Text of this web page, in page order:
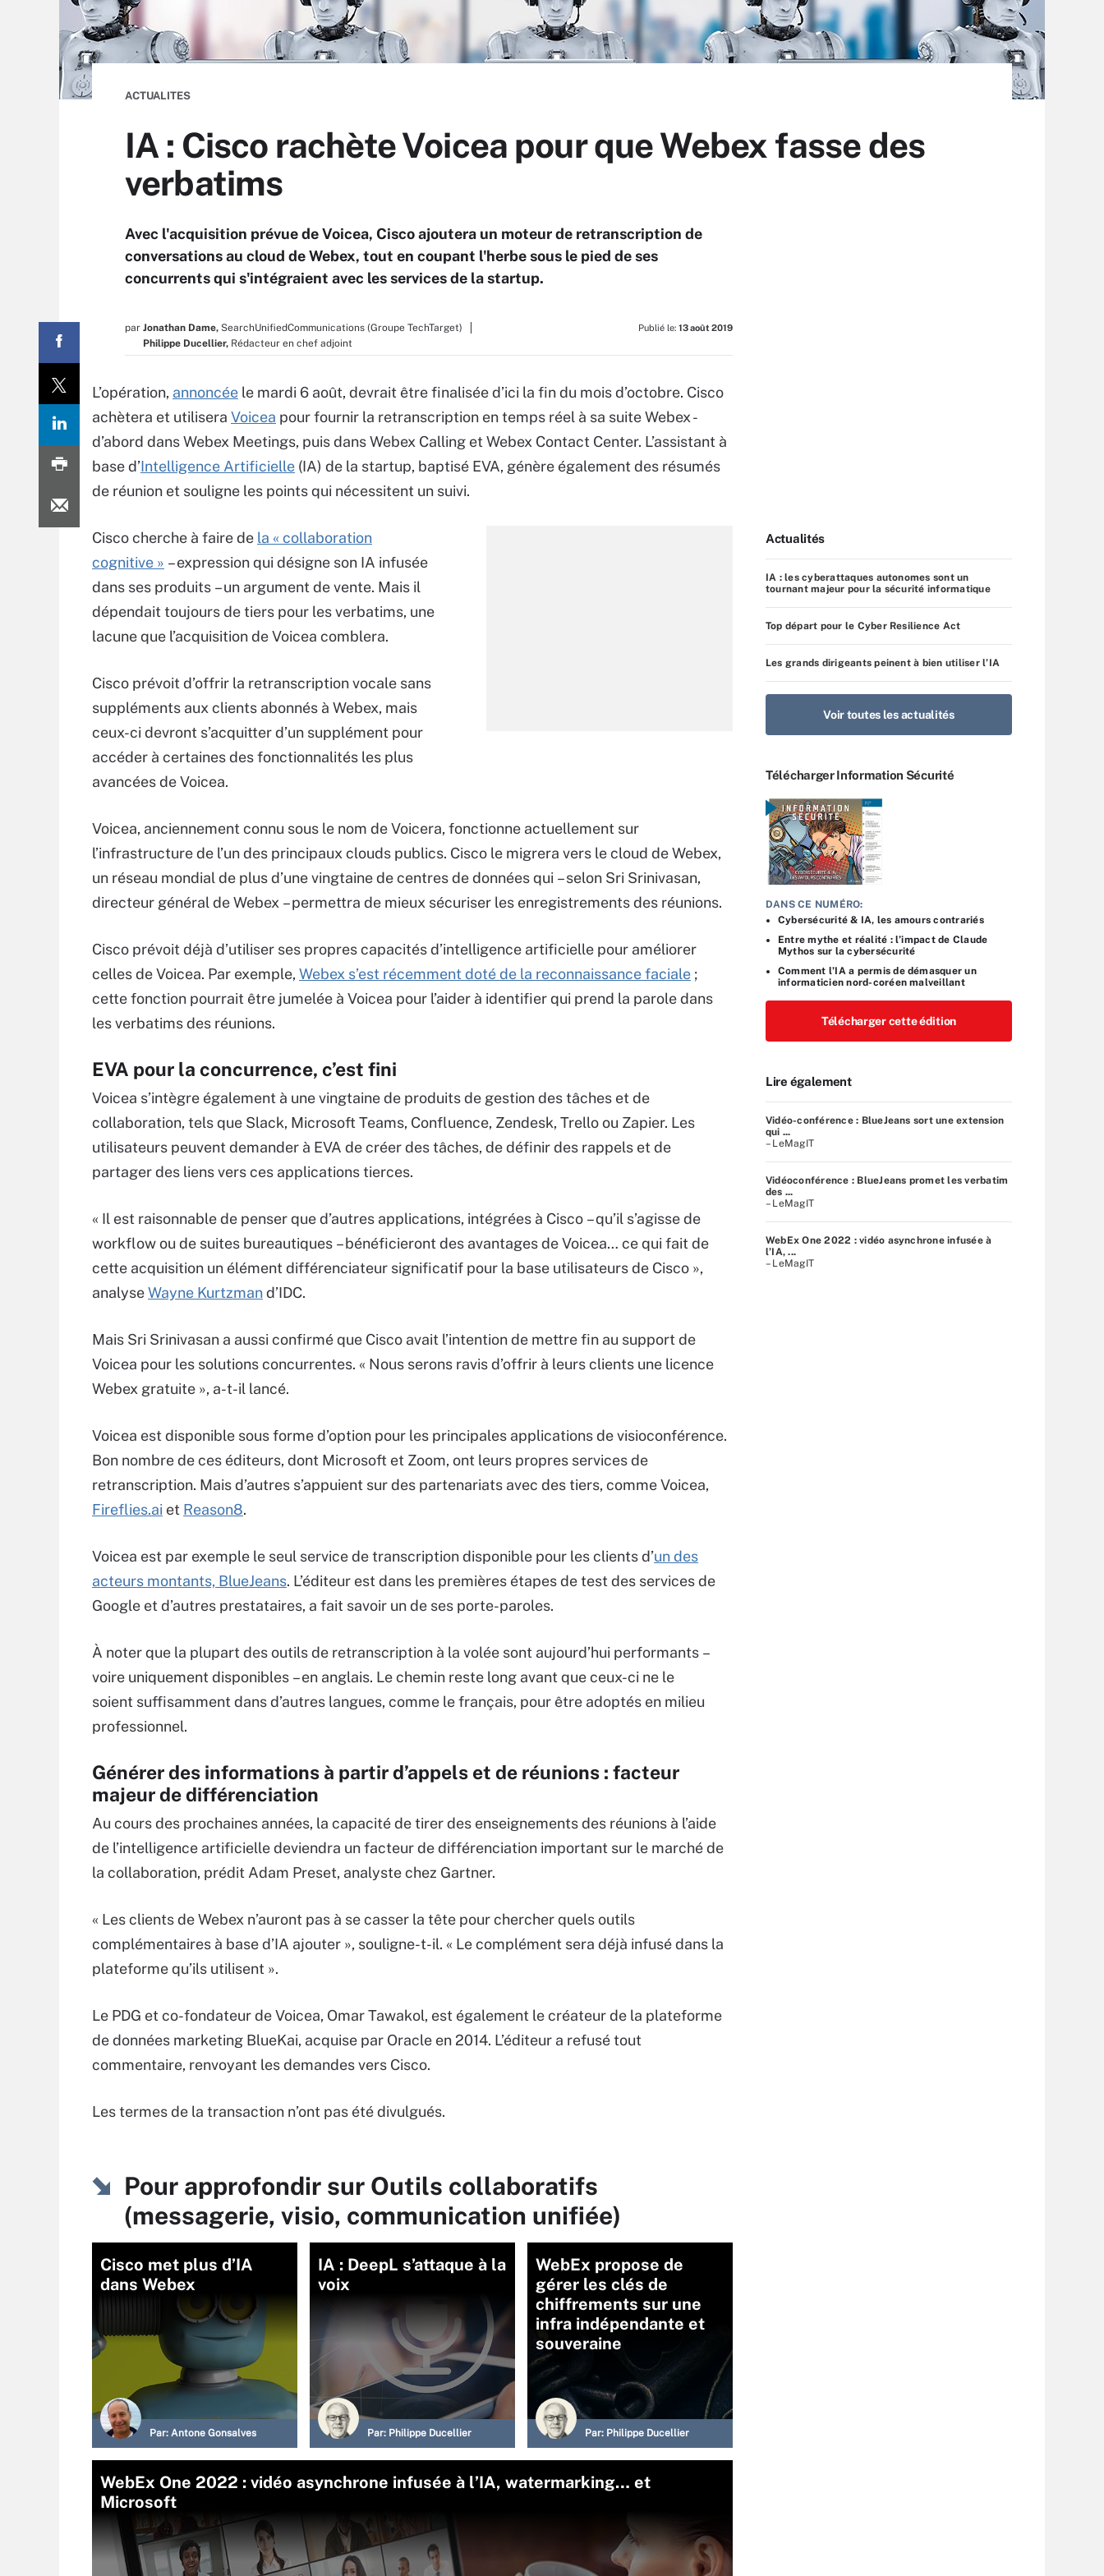
ACTUALITES
IA : Cisco rachète Voicea pour que Webex fasse des
verbatims
Avec l'acquisition prévue de Voicea, Cisco ajoutera un moteur de retranscription de
conversations au cloud de Webex, tout en coupant l'herbe sous le pied de ses
concurrents qui s'intégraient avec les services de la startup.
par Jonathan Dame, SearchUnifiedCommunications (Groupe TechTarget)
Philippe Ducellier, Rédacteur en chef adjoint
Publié le: 13 août 2019
L’opération, annoncée le mardi 6 août, devrait être finalisée d’ici la fin du mois d’octobre. Cisco
achètera et utilisera Voicea pour fournir la retranscription en temps réel à sa suite Webex -
d’abord dans Webex Meetings, puis dans Webex Calling et Webex Contact Center. L’assistant à
base d’Intelligence Artificielle (IA) de la startup, baptisé EVA, génère également des résumés
de réunion et souligne les points qui nécessitent un suivi.
Cisco cherche à faire de la « collaboration
cognitive » – expression qui désigne son IA infusée
dans ses produits – un argument de vente. Mais il
dépendait toujours de tiers pour les verbatims, une
lacune que l’acquisition de Voicea comblera.
Cisco prévoit d’offrir la retranscription vocale sans
suppléments aux clients abonnés à Webex, mais
ceux-ci devront s’acquitter d’un supplément pour
accéder à certaines des fonctionnalités les plus
avancées de Voicea.
Voicea, anciennement connu sous le nom de Voicera, fonctionne actuellement sur
l’infrastructure de l’un des principaux clouds publics. Cisco le migrera vers le cloud de Webex,
un réseau mondial de plus d’une vingtaine de centres de données qui – selon Sri Srinivasan,
directeur général de Webex – permettra de mieux sécuriser les enregistrements des réunions.
Cisco prévoit déjà d’utiliser ses propres capacités d’intelligence artificielle pour améliorer
celles de Voicea. Par exemple, Webex s’est récemment doté de la reconnaissance faciale ;
cette fonction pourrait être jumelée à Voicea pour l’aider à identifier qui prend la parole dans
les verbatims des réunions.
EVA pour la concurrence, c’est fini
Voicea s’intègre également à une vingtaine de produits de gestion des tâches et de
collaboration, tels que Slack, Microsoft Teams, Confluence, Zendesk, Trello ou Zapier. Les
utilisateurs peuvent demander à EVA de créer des tâches, de définir des rappels et de
partager des liens vers ces applications tierces.
« Il est raisonnable de penser que d’autres applications, intégrées à Cisco – qu’il s’agisse de
workflow ou de suites bureautiques – bénéficieront des avantages de Voicea… ce qui fait de
cette acquisition un élément différenciateur significatif pour la base utilisateurs de Cisco »,
analyseWayne Kurtzmand’IDC.
Mais Sri Srinivasan a aussi confirmé que Cisco avait l’intention de mettre fin au support de
Voicea pour les solutions concurrentes. « Nous serons ravis d’offrir à leurs clients une licence
Webex gratuite », a-t-il lancé.
Voicea est disponible sous forme d’option pour les principales applications de visioconférence.
Bon nombre de ces éditeurs, dont Microsoft et Zoom, ont leurs propres services de
retranscription. Mais d’autres s’appuient sur des partenariats avec des tiers, comme Voicea,
Fireflies.ai et Reason8.
Voicea est par exemple le seul service de transcription disponible pour les clients d’un des
acteurs montants, BlueJeans. L’éditeur est dans les premières étapes de test des services de
Google et d’autres prestataires, a fait savoir un de ses porte-paroles.
À noter que la plupart des outils de retranscription à la volée sont aujourd’hui performants –
voire uniquement disponibles – en anglais. Le chemin reste long avant que ceux-ci ne le
soient suffisamment dans d’autres langues, comme le français, pour être adoptés en milieu
professionnel.
Générer des informations à partir d’appels et de réunions : facteur
majeur de différenciation
Au cours des prochaines années, la capacité de tirer des enseignements des réunions à l’aide
de l’intelligence artificielle deviendra un facteur de différenciation important sur le marché de
la collaboration, prédit Adam Preset, analyste chez Gartner.
« Les clients de Webex n’auront pas à se casser la tête pour chercher quels outils
complémentaires à base d’IA ajouter », souligne-t-il. « Le complément sera déjà infusé dans la
plateforme qu’ils utilisent ».
Le PDG et co-fondateur de Voicea, Omar Tawakol, est également le créateur de la plateforme
de données marketing BlueKai, acquise par Oracle en 2014. L’éditeur a refusé tout
commentaire, renvoyant les demandes vers Cisco.
Les termes de la transaction n’ont pas été divulgués.
Pour approfondir sur Outils collaboratifs
(messagerie, visio, communication unifiée)
Cisco met plus d’IA
dans Webex
Par: Antone Gonsalves
IA : DeepL s’attaque à la
voix
Par: Philippe Ducellier
WebEx propose de
gérer les clés de
chiffrements sur une
infra indépendante et
souveraine
Par: Philippe Ducellier
WebEx One 2022 : vidéo asynchrone infusée à l’IA, watermarking… et
Microsoft
Actualités
IA : les cyberattaques autonomes sont un
tournant majeur pour la sécurité informatique
Top départ pour le Cyber Resilience Act
Les grands dirigeants peinent à bien utiliser l’IA
Voir toutes les actualités
Télécharger Information Sécurité
DANS CE NUMÉRO:
Cybersécurité & IA, les amours contrariés
Entre mythe et réalité : l’impact de Claude
Mythos sur la cybersécurité
Comment l’IA a permis de démasquer un
informaticien nord-coréen malveillant
Télécharger cette édition
Lire également
Vidéo-conférence : BlueJeans sort une extension
qui ...
– LeMagIT
Vidéoconférence : BlueJeans promet les verbatim
des ...
– LeMagIT
WebEx One 2022 : vidéo asynchrone infusée à
l’IA, ...
– LeMagIT